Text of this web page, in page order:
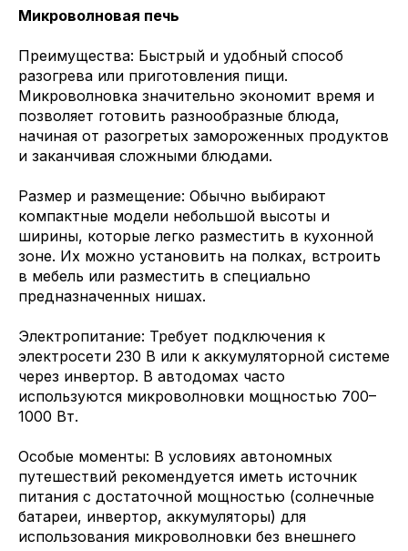
Микроволновая печь
Преимущества: Быстрый и удобный способ
разогрева или приготовления пищи.
Микроволновка значительно экономит время и
позволяет готовить разнообразные блюда,
начиная от разогретых замороженных продуктов
и заканчивая сложными блюдами.
Размер и размещение: Обычно выбирают
компактные модели небольшой высоты и
ширины, которые легко разместить в кухонной
зоне. Их можно установить на полках, встроить
в мебель или разместить в специально
предназначенных нишах.
Электропитание: Требует подключения к
электросети 230 В или к аккумуляторной системе
через инвертор. В автодомах часто
используются микроволновки мощностью 700–
1000 Вт.
Особые моменты: В условиях автономных
путешествий рекомендуется иметь источник
питания с достаточной мощностью (солнечные
батареи, инвертор, аккумуляторы) для
использования микроволновки без внешнего